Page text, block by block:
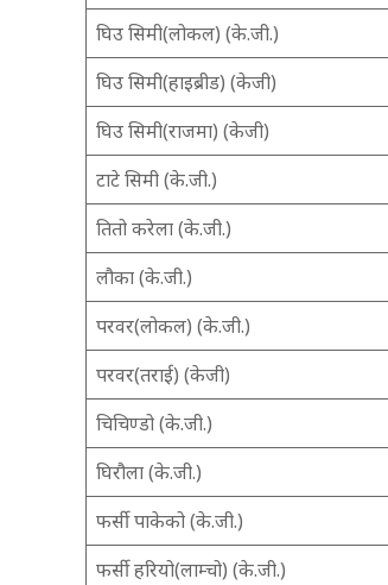
घिउ सिमी(लोकल) (के.जी.)
घिउ सिमी(हाइब्रीड) (केजी)
घिउ सिमी(राजमा) (केजी)
टाटे सिमी (के.जी.)
तितो करेला (के.जी.)
लौका (के.जी.)
परवर(लोकल) (के.जी.)
परवर(तराई) (केजी)
चिचिण्डो (के.जी.)
घिरौला (के.जी.)
फर्सी पाकेको (के.जी.)
फर्सी हरियो(लाम्चो) (के.जी.)